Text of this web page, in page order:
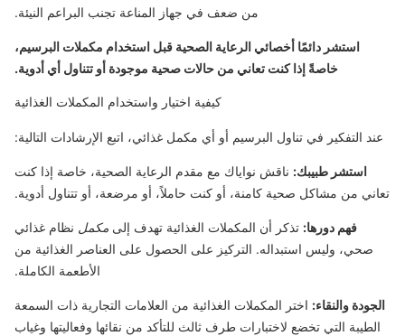
من ضعف في جهاز المناعة تجنب البراعم النيئة.
استشر دائمًا أخصائي الرعاية الصحية قبل استخدام مكملات البرسيم،
خاصةً إذا كنت تعاني من حالات صحية موجودة أو تتناول أي أدوية.
كيفية اختيار واستخدام المكملات الغذائية
عند التفكير في تناول البرسيم أو أي مكمل غذائي، اتبع الإرشادات التالية:
استشر طبيبك: ناقش نواياك مع مقدم الرعاية الصحية، خاصة إذا كنت
تعاني من مشاكل صحية كامنة، أو كنت حاملاً، أو مرضعة، أو تتناول أدوية.
فهم دورها: تذكر أن المكملات الغذائية تهدف إلى مكمل نظام غذائي
صحي، وليس استبداله. التركيز على الحصول على العناصر الغذائية من
الأطعمة الكاملة.
الجودة والنقاء: اختر المكملات الغذائية من العلامات التجارية ذات السمعة
الطيبة التي تخضع لاختبارات طرف ثالث للتأكد من نقائها وفعاليتها وغياب